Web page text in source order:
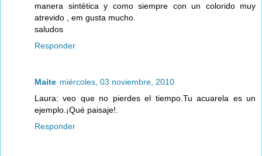
manera sintética y como siempre con un colorido muy
atrevido , em gusta mucho.
saludos
Responder
Maite miércoles, 03 noviembre, 2010
Laura: veo que no pierdes el tiempo.Tu acuarela es un
ejemplo.¡Qué paisaje!.
Responder